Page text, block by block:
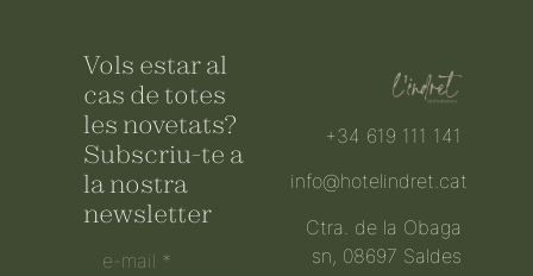
Vols estar al
cas de totes
les novetats?
Subscriu-te a
la nostra
newsletter
+34 619 111 141
info@hotelindret.cat
Ctra. de la Obaga
sn, 08697 Saldes